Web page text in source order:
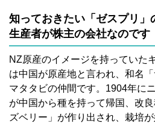
知っておきたい「ゼスプリ」
生産者が株主の会社なのです
NZ原産のイメージを持っていた
は中国が原産地と言われ、和名
マタタビの仲間です。1904年に
が中国から種を持って帰国、改
ズベリー」が作り出され、栽培が